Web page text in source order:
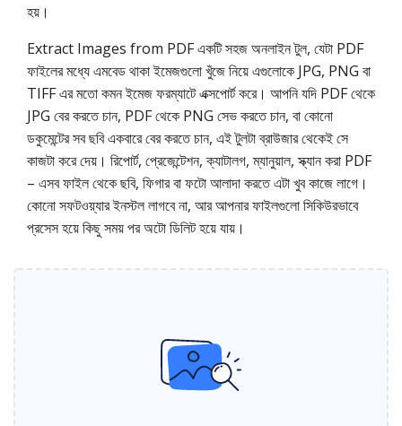
হয়।
Extract Images from PDF একটি সহজ অনলাইন টুল, যেটা PDF
ফাইলের মধ্যে এমবেড থাকা ইমেজগুলো খুঁজে নিয়ে এগুলোকে JPG, PNG বা
TIFF এর মতো কমন ইমেজ ফরম্যাটে এক্সপোর্ট করে। আপনি যদি PDF থেকে
JPG বের করতে চান, PDF থেকে PNG সেভ করতে চান, বা কোনো
ডকুমেন্টের সব ছবি একবারে বের করতে চান, এই টুলটা ব্রাউজার থেকেই সে
কাজটা করে দেয়। রিপোর্ট, প্রেজেন্টেশন, ক্যাটালগ, ম্যানুয়াল, স্ক্যান করা PDF
– এসব ফাইল থেকে ছবি, ফিগার বা ফটো আলাদা করতে এটা খুব কাজে লাগে।
কোনো সফটওয়্যার ইনস্টল লাগবে না, আর আপনার ফাইলগুলো সিকিউরভাবে
প্রসেস হয়ে কিছু সময় পর অটো ডিলিট হয়ে যায়।